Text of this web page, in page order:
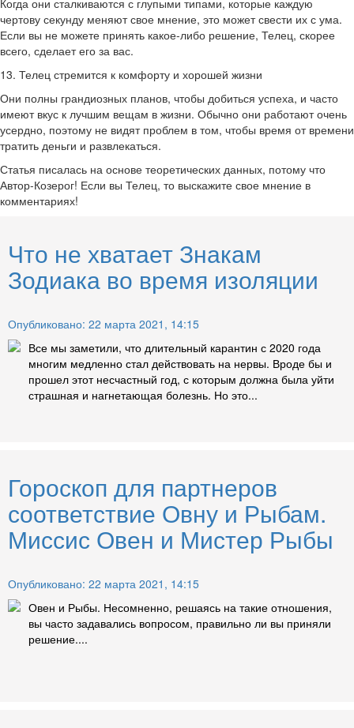
чертову секунду меняют свое мнение, это может свести их с ума.
Если вы не можете принять какое-либо решение, Телец, скорее
всего, сделает его за вас.
13. Телец стремится к комфорту и хорошей жизни
Они полны грандиозных планов, чтобы добиться успеха, и часто
имеют вкус к лучшим вещам в жизни. Обычно они работают очень
усердно, поэтому не видят проблем в том, чтобы время от времени
тратить деньги и развлекаться.
Статья писалась на основе теоретических данных, потому что
Автор-Козерог! Если вы Телец, то выскажите свое мнение в
комментариях!
Что не хватает Знакам
Зодиака во время изоляции
Опубликовано: 22 марта 2021, 14:15
Все мы заметили, что длительный карантин с 2020 года
многим медленно стал действовать на нервы. Вроде бы и
прошел этот несчастный год, с которым должна была уйти
страшная и нагнетающая болезнь. Но это...
Гороскоп для партнеров
соответствие Овну и Рыбам.
Миссис Овен и Мистер Рыбы
Опубликовано: 22 марта 2021, 14:15
Овен и Рыбы. Несомненно, решаясь на такие отношения,
вы часто задавались вопросом, правильно ли вы приняли
решение....